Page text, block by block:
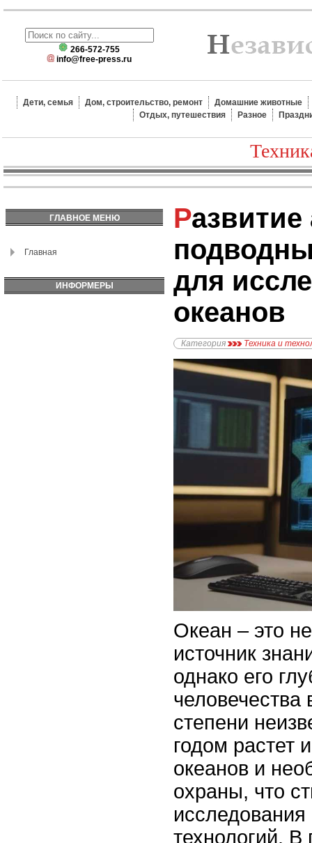
266-572-755
info@free-press.ru
Дети, семья Дом, строительство, ремонт
Домашние животные
Отдых, путешествия
Разное
ГЛАВНОЕ МЕНЮ
Главная
ИНФОРМЕРЫ
Развитие автономных
для
океанов
Категория Техника и
Океан – это
источник
однако его
человечества
степени
годом растет
океанов и
охраны, что
технологий. В